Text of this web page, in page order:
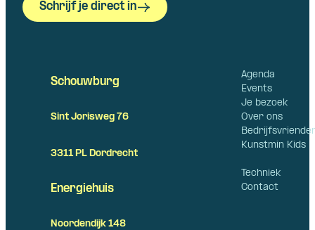
Schrijf je direct in
Agenda
Events
Je bezoek
Over ons
Kunstmin Kids
Techniek
Contact
Schouwburg
Sint Jorisweg 76
3311 PL Dordrecht
Energiehuis
Noordendijk 148